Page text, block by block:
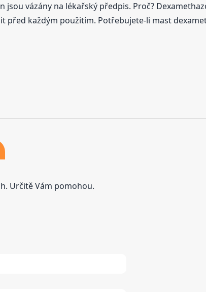
jsou vázány na lékařský předpis. Proč?
před každým použitím. Potřebujete-li mast
Určitě Vám pomohou.